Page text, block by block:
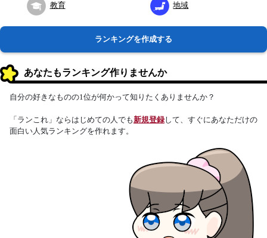
教育 地域
ランキングを作成する
あなたもランキング作りませんか
自分の好きなものの1位が何かって知りたくありませんか？
「ランこれ」ならはじめての人でも新規登録して、すぐにあなただけの
面白い人気ランキングを作れます。